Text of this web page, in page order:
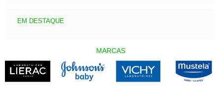
EM DESTAQUE
MARCAS